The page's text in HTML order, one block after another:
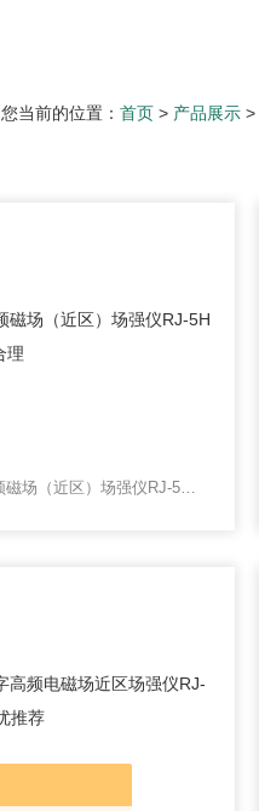
您当前的位置： 首页 > 产品展示 >
工频磁场（近区）场强仪RJ-5H 价格合理